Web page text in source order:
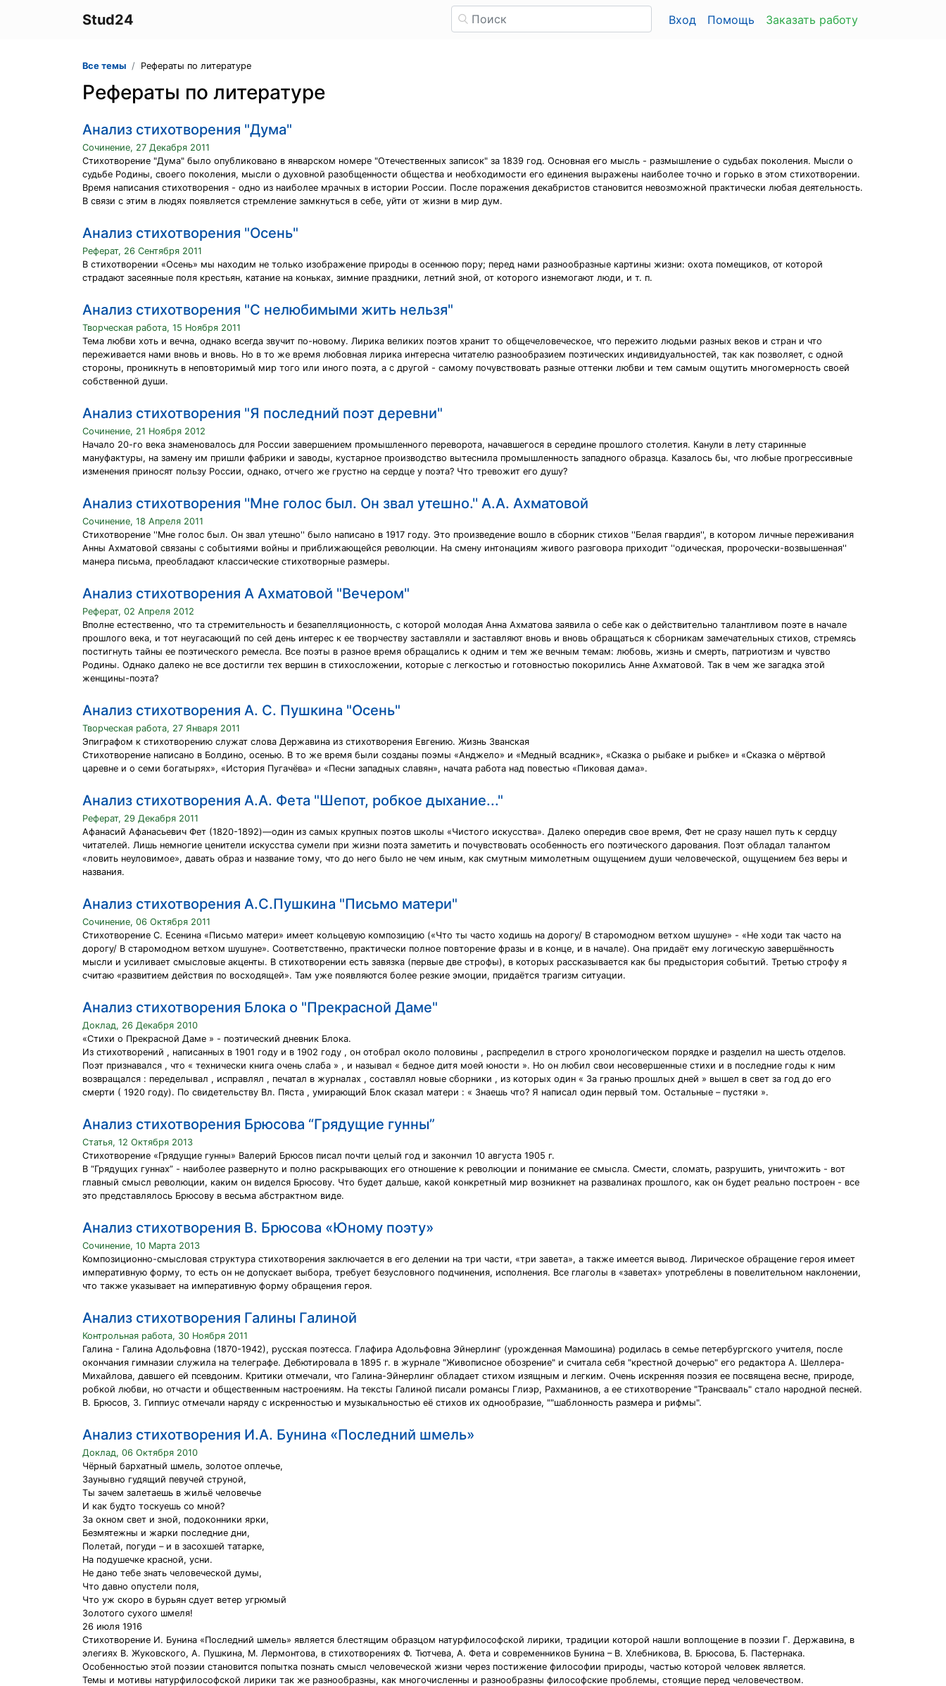
Stud24 Вход Помощь Заказать работу
Все темы Рефераты по литературе
Рефераты по литературе
Анализ стихотворения "Дума"
Сочинение, 27 Декабря 2011
Стихотворение "Дума" было опубликовано в январском номере "Отечественных записок" за 1839 год. Основная его мысль - размышление о судьбах поколения. Мысли о
судьбе Родины, своего поколения, мысли о духовной разобщенности общества и необходимости его единения выражены наиболее точно и горько в этом стихотворении.
Время написания стихотворения - одно из наиболее мрачных в истории России. После поражения декабристов становится невозможной практически любая деятельность.
В связи с этим в людях появляется стремление замкнуться в себе, уйти от жизни в мир дум.
Анализ стихотворения "Осень"
Реферат, 26 Сентября 2011
В стихотворении «Осень» мы находим не только изображение природы в осеннюю пору; перед нами разнообразные картины жизни: охота помещиков, от которой
страдают засеянные поля крестьян, катание на коньках, зимние праздники, летний зной, от которого изнемогают люди, и т. п.
Анализ стихотворения "С нелюбимыми жить нельзя"
Творческая работа, 15 Ноября 2011
Тема любви хоть и вечна, однако всегда звучит по-новому. Лирика великих поэтов хранит то общечеловеческое, что пережито людьми разных веков и стран и что
переживается нами вновь и вновь. Но в то же время любовная лирика интересна читателю разнообразием поэтических индивидуальностей, так как позволяет, с одной
стороны, проникнуть в неповторимый мир того или иного поэта, а с другой - самому почувствовать разные оттенки любви и тем самым ощутить многомерность своей
собственной души.
Анализ стихотворения "Я последний поэт деревни"
Сочинение, 21 Ноября 2012
Начало 20-го века знаменовалось для России завершением промышленного переворота, начавшегося в середине прошлого столетия. Канули в лету старинные
мануфактуры, на замену им пришли фабрики и заводы, кустарное производство вытеснила промышленность западного образца. Казалось бы, что любые прогрессивные
изменения приносят пользу России, однако, отчего же грустно на сердце у поэта? Что тревожит его душу?
Анализ стихотворения ''Мне голос был. Он звал утешно.'' А.А. Ахматовой
Сочинение, 18 Апреля 2011
Стихотворение ''Мне голос был. Он звал утешно'' было написано в 1917 году. Это произведение вошло в сборник стихов ''Белая гвардия'', в котором личные переживания
Анны Ахматовой связаны с событиями войны и приближающейся революции. На смену интонациям живого разговора приходит ''одическая, пророчески-возвышенная''
манера письма, преобладают классические стихотворные размеры.
Анализ стихотворения А Ахматовой "Вечером"
Реферат, 02 Апреля 2012
Вполне естественно, что та стремительность и безапелляционность, с которой молодая Анна Ахматова заявила о себе как о действительно талантливом поэте в начале
прошлого века, и тот неугасающий по сей день интерес к ее творчеству заставляли и заставляют вновь и вновь обращаться к сборникам замечательных стихов, стремясь
постигнуть тайны ее поэтического ремесла. Все поэты в разное время обращались к одним и тем же вечным темам: любовь, жизнь и смерть, патриотизм и чувство
Родины. Однако далеко не все достигли тех вершин в стихосложении, которые с легкостью и готовностью покорились Анне Ахматовой. Так в чем же загадка этой
женщины-поэта?
Анализ стихотворения А. С. Пушкина "Осень"
Творческая работа, 27 Января 2011
Эпиграфом к стихотворению служат слова Державина из стихотворения Евгению. Жизнь Званская
Стихотворение написано в Болдино, осенью. В то же время были созданы поэмы «Анджело» и «Медный всадник», «Сказка о рыбаке и рыбке» и «Сказка о мёртвой
царевне и о семи богатырях», «История Пугачёва» и «Песни западных славян», начата работа над повестью «Пиковая дама».
Анализ стихотворения А.А. Фета "Шепот, робкое дыхание..."
Реферат, 29 Декабря 2011
Афанасий Афанасьевич Фет (1820-1892)—один из самых крупных поэтов школы «Чистого искусства». Далеко опередив свое время, Фет не сразу нашел путь к сердцу
читателей. Лишь немногие ценители искусства сумели при жизни поэта заметить и почувствовать особенность его поэтического дарования. Поэт обладал талантом
«ловить неуловимое», давать образ и название тому, что до него было не чем иным, как смутным мимолетным ощущением души человеческой, ощущением без веры и
названия.
Анализ стихотворения А.С.Пушкина "Письмо матери"
Сочинение, 06 Октября 2011
Стихотворение С. Есенина «Письмо матери» имеет кольцевую композицию («Что ты часто ходишь на дорогу/ В старомодном ветхом шушуне» - «Не ходи так часто на
дорогу/ В старомодном ветхом шушуне». Соответственно, практически полное повторение фразы и в конце, и в начале). Она придаёт ему логическую завершённость
мысли и усиливает смысловые акценты. В стихотворении есть завязка (первые две строфы), в которых рассказывается как бы предыстория событий. Третью строфу я
считаю «развитием действия по восходящей». Там уже появляются более резкие эмоции, придаётся трагизм ситуации.
Анализ стихотворения Блока о "Прекрасной Даме"
Доклад, 26 Декабря 2010
«Стихи о Прекрасной Даме » - поэтический дневник Блока.
Из стихотворений , написанных в 1901 году и в 1902 году , он отобрал около половины , распределил в строго хронологическом порядке и разделил на шесть отделов.
Поэт признавался , что « технически книга очень слаба » , и называл « бедное дитя моей юности ». Но он любил свои несовершенные стихи и в последние годы к ним
возвращался : переделывал , исправлял , печатал в журналах , составлял новые сборники , из которых один « За гранью прошлых дней » вышел в свет за год до его
смерти ( 1920 году). По свидетельству Вл. Пяста , умирающий Блок сказал матери : « Знаешь что? Я написал один первый том. Остальные – пустяки ».
Анализ стихотворения Брюсова “Грядущие гунны”
Статья, 12 Октября 2013
Стихотворение «Грядущие гунны» Валерий Брюсов писал почти целый год и закончил 10 августа 1905 г.
В “Грядущих гуннах” - наиболее развернуто и полно раскрывающих его отношение к революции и понимание ее смысла. Смести, сломать, разрушить, уничтожить - вот
главный смысл революции, каким он виделся Брюсову. Что будет дальше, какой конкретный мир возникнет на развалинах прошлого, как он будет реально построен - все
это представлялось Брюсову в весьма абстрактном виде.
Анализ стихотворения В. Брюсова «Юному поэту»
Сочинение, 10 Марта 2013
Композиционно-смысловая структура стихотворения заключается в его делении на три части, «три завета», а также имеется вывод. Лирическое обращение героя имеет
императивную форму, то есть он не допускает выбора, требует безусловного подчинения, исполнения. Все глаголы в «заветах» употреблены в повелительном наклонении,
что также указывает на императивную форму обращения героя.
Анализ стихотворения Галины Галиной
Контрольная работа, 30 Ноября 2011
Галина - Галина Адольфовна (1870-1942), русская поэтесса. Глафира Адольфовна Эйнерлинг (урожденная Мамошина) родилась в семье петербургского учителя, после
окончания гимназии служила на телеграфе. Дебютировала в 1895 г. в журнале "Живописное обозрение" и считала себя "крестной дочерью" его редактора А. Шеллера-
Михайлова, давшего ей псевдоним. Критики отмечали, что Галина-Эйнерлинг обладает стихом изящным и легким. Очень искренняя поэзия ее посвящена весне, природе,
робкой любви, но отчасти и общественным настроениям. На тексты Галиной писали романсы Глиэр, Рахманинов, а ее стихотворение "Трансвааль" стало народной песней.
В. Брюсов, 3. Гиппиус отмечали наряду с искренностью и музыкальностью её стихов их однообразие, ""шаблонность размера и рифмы".
Анализ стихотворения И.А. Бунина «Последний шмель»
Доклад, 06 Октября 2010
Чёрный бархатный шмель, золотое оплечье,
Заунывно гудящий певучей струной,
Ты зачем залетаешь в жильё человечье
И как будто тоскуешь со мной?
За окном свет и зной, подоконники ярки,
Безмятежны и жарки последние дни,
Полетай, погуди – и в засохшей татарке,
На подушечке красной, усни.
Не дано тебе знать человеческой думы,
Что давно опустели поля,
Что уж скоро в бурьян сдует ветер угрюмый
Золотого сухого шмеля!
26 июля 1916
Стихотворение И. Бунина «Последний шмель» является блестящим образцом натурфилософской лирики, традиции которой нашли воплощение в поэзии Г. Державина, в
элегиях В. Жуковского, А. Пушкина, М. Лермонтова, в стихотворениях Ф. Тютчева, А. Фета и современников Бунина – В. Хлебникова, В. Брюсова, Б. Пастернака.
Особенностью этой поэзии становится попытка познать смысл человеческой жизни через постижение философии природы, частью которой человек является.
Темы и мотивы натурфилософской лирики так же разнообразны, как многочисленны и разнообразны философские проблемы, стоящие перед человечеством.